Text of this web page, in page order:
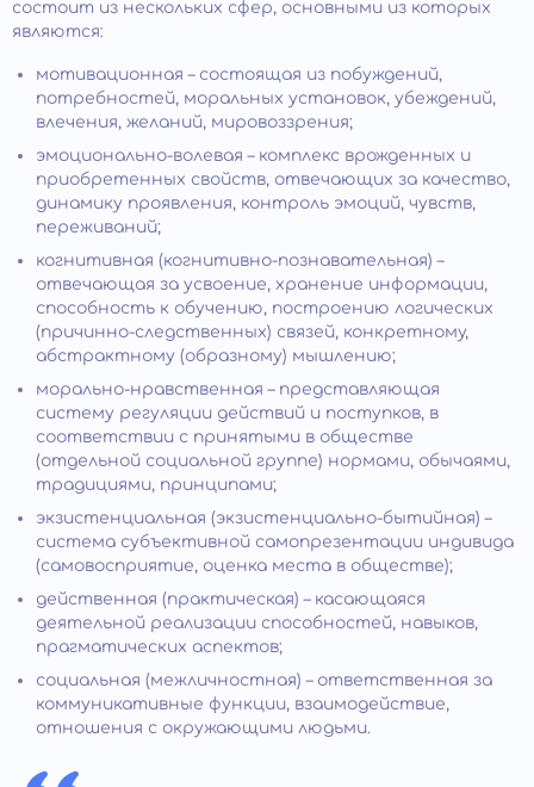
состоит из нескольких сфер, основными из которых
являются:
мотивационная – состоящая из побуждений,
потребностей, моральных установок, убеждений,
влечения, желаний, мировоззрения;
эмоционально-волевая – комплекс врожденных и
приобретенных свойств, отвечающих за качество,
динамику проявления, контроль эмоций, чувств,
переживаний;
когнитивная (когнитивно-познавательная) –
отвечающая за усвоение, хранение информации,
способность к обучению, построению логических
(причинно-следственных) связей, конкретному,
абстрактному (образному) мышлению;
морально-нравственная – представляющая
систему регуляции действий и поступков, в
соответствии с принятыми в обществе
(отдельной социальной группе) нормами, обычаями,
традициями, принципами;
экзистенциальная (экзистенциально-бытийная) –
система субъективной самопрезентации индивида
(самовосприятие, оценка места в обществе);
действенная (практическая) – касающаяся
деятельной реализации способностей, навыков,
прагматических аспектов;
социальная (межличностная) – ответственная за
коммуникативные функции, взаимодействие,
отношения с окружающими людьми.